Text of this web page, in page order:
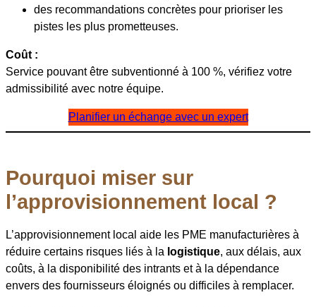
des recommandations concrètes pour prioriser les
pistes les plus prometteuses.
Coût :
Service pouvant être subventionné à 100 %, vérifiez votre
admissibilité avec notre équipe.
Planifier un échange avec un expert
Pourquoi miser sur
l’approvisionnement local ?
L’approvisionnement local aide les PME manufacturières à
réduire certains risques liés à la logistique, aux délais, aux
coûts, à la disponibilité des intrants et à la dépendance
envers des fournisseurs éloignés ou difficiles à remplacer.